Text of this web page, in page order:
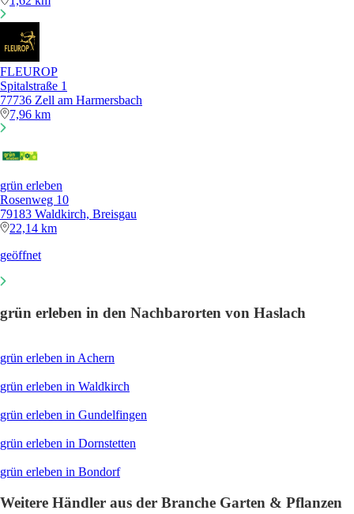
FLEUROP
Spitalstraße 1
77736 Zell am Harmersbach
7,96 km
grün erleben
Rosenweg 10
79183 Waldkirch, Breisgau
22,14 km
geöffnet
grün erleben in den Nachbarorten von Haslach
grün erleben in Achern
grün erleben in Waldkirch
grün erleben in Gundelfingen
grün erleben in Dornstetten
grün erleben in Bondorf
Weitere Händler aus der Branche Garten & Pflanzen